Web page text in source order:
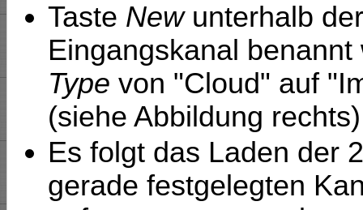
Taste Newunterhalb
Eingangskanal
Type von "Cloud" auf
(siehe Abbildung
Es folgt das Laden der
gerade festgelegten